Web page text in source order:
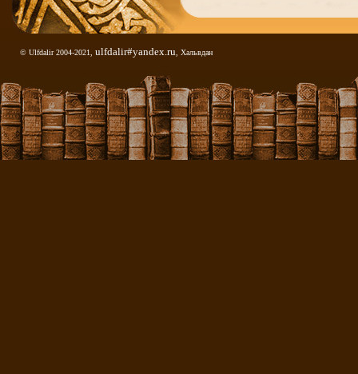
© Ulfdalir 2004-2021, ulfdalir#yandex.ru , Хальвдан
потрясающе